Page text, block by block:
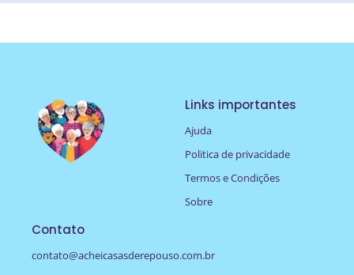
Links importantes
Ajuda
Politica de privacidade
Termos e Condições
Sobre
Contato
contato@acheicasasderepouso.com.br